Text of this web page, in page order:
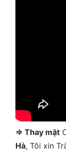
⇒ Thay mặt
Hà, Tôi xin